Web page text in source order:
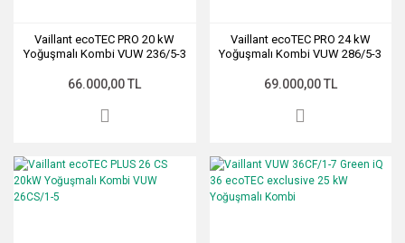
Vaillant ecoTEC PRO 20 kW
Yoğuşmalı Kombi VUW 236/5-3
66.000,00 TL
Vaillant ecoTEC PRO 24 kW
Yoğuşmalı Kombi VUW 286/5-3
69.000,00 TL